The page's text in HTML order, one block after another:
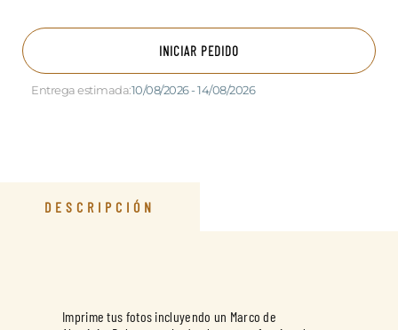
INICIAR PEDIDO
Entrega estimada:10/08/2026 - 14/08/2026
DESCRIPCIÓN
Imprime tus fotos incluyendo un Marco de